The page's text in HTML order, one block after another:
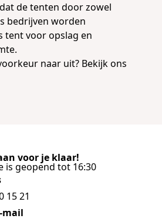
de tenten door zowel
bedrijven worden
tent voor opslag en
naar uit? Bekijk ons
voor je klaar!
is geopend tot 16:30
15 21
mail